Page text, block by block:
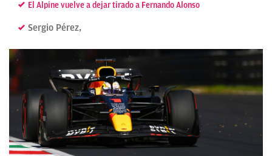
El Alpine vuelve a dejar tirado a Fernando Alonso
Sergio Pérez,